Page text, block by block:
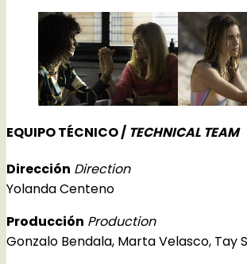
EQUIPO TÉCNICO / TECHNICAL TEAM
Dirección Direction
Yolanda Centeno
Producción Production
Gonzalo Bendala, Marta Velasco, Tay